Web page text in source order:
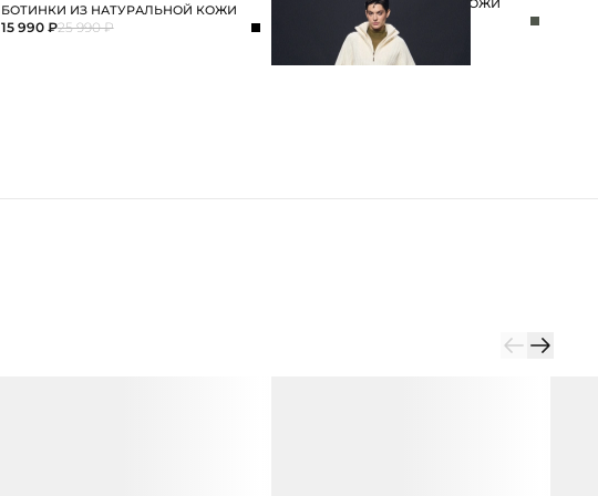
БОТИНКИ ИЗ НАТУРАЛЬНОЙ КОЖИ
15 990 ₽25 990 ₽
БРЮКИ ИЗ НАТУРАЛЬНОЙ КОЖИ
49 990 ₽